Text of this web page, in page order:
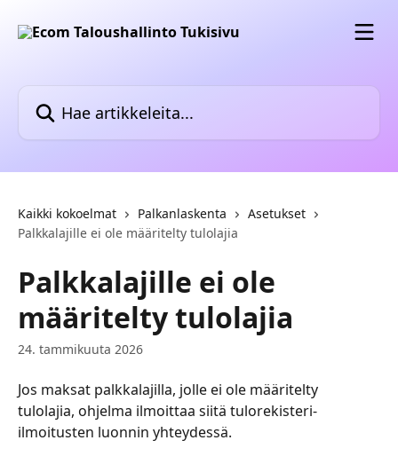
Kaikki kokoelmat Palkanlaskenta
Asetukset
Palkkalajille ei ole määritelty tulolajia
Palkkalajille ei ole
määritelty tulolajia
24. tammikuuta 2026
Jos maksat palkkalajilla, jolle ei ole määritelty
tulolajia, ohjelma ilmoittaa siitä tulorekisteri-
ilmoitusten luonnin yhteydessä.